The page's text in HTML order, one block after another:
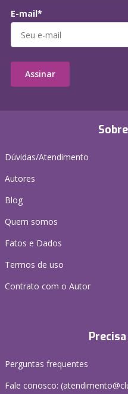
Dúvidas/Atendimento
Autores
Blog
Quem somos
Fatos e Dados
Termos de uso
Contrato com o Autor
Perguntas frequentes
Fale conosco:
E-mail*
Assinar